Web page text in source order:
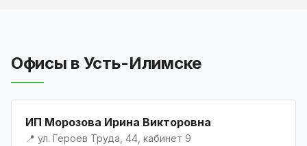
Офисы в Усть-Илимске
ИП Морозова Ирина Викторовна
📍 ул. Героев Труда, 44, кабинет 9